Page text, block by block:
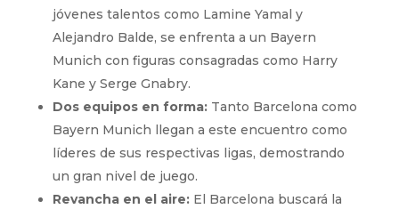
jóvenes talentos como Lamine Yamal y
Alejandro Balde, se enfrenta a un Bayern
Munich con figuras consagradas como Harry
Kane y Serge Gnabry.
Dos equipos en forma:Tanto Barcelona como
Bayern Munich llegan a este encuentro como
líderes de sus respectivas ligas, demostrando
un gran nivel de juego.
Revancha en el aire:El Barcelona buscará la